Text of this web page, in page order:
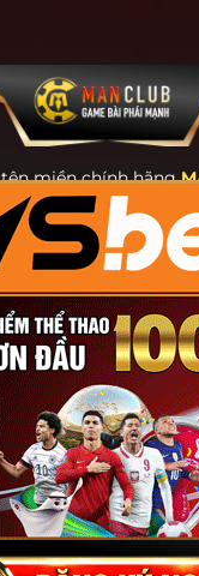
tên miền chính hãng
để tránh giả mạo